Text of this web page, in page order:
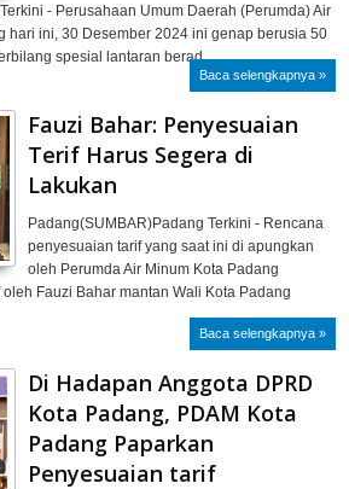
- Perusahaan Umum Daerah (Perumda) Air
hari ini, 30 Desember 2024 ini genap berusia 50
spesial lantaran berad…
Baca selengkapnya »
Fauzi Bahar: Penyesuaian
Terif Harus Segera di
Lakukan
Padang(SUMBAR)Padang Terkini - Rencana
penyesuaian tarif yang saat ini di apungkan
oleh Perumda Air Minum Kota Padang
Fauzi Bahar mantan Wali Kota Padang
Baca selengkapnya »
Di Hadapan Anggota DPRD
Kota Padang, PDAM Kota
Padang Paparkan
Penyesuaian tarif